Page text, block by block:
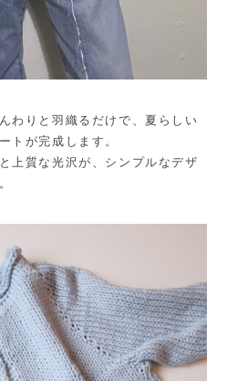
わりと羽織るだけで、夏らしい
トが完成します。
上質な光沢が、シンプルなデザ